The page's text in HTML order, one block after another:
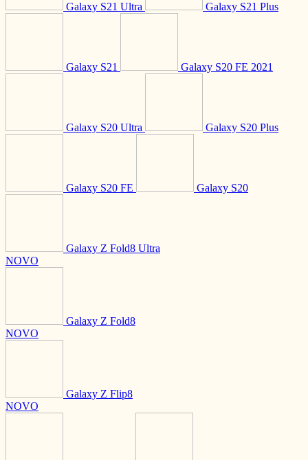
Galaxy S21 Ultra Galaxy S21 Plus
Galaxy S21 Galaxy S20 FE 2021
Galaxy S20 Ultra Galaxy S20 Plus
Galaxy S20 FE Galaxy S20
Galaxy Z Fold8 Ultra
NOVO
Galaxy Z Fold8
NOVO
Galaxy Z Flip8
NOVO